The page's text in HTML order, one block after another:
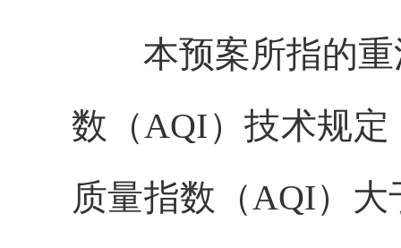
本预案所指的重
数（AQI）技术规定
质量指数（AQI）